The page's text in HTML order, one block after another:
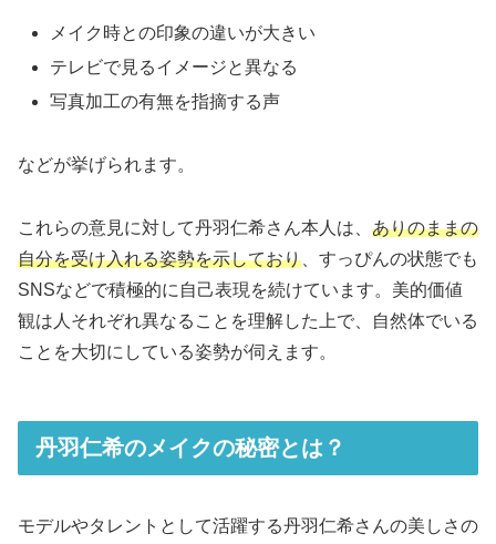
メイク時との印象の違いが大きい
テレビで見るイメージと異なる
写真加工の有無を指摘する声
などが挙げられます。
これらの意見に対して丹羽仁希さん本人は、 ありのままの
自分を受け入れる姿勢を示しており 、すっぴんの状態でも
SNSなどで積極的に自己表現を続けています。美的価値
観は人それぞれ異なることを理解した上で、自然体でいる
ことを大切にしている姿勢が伺えます。
丹羽仁希のメイクの秘密とは？
モデルやタレントとして活躍する丹羽仁希さんの美しさの